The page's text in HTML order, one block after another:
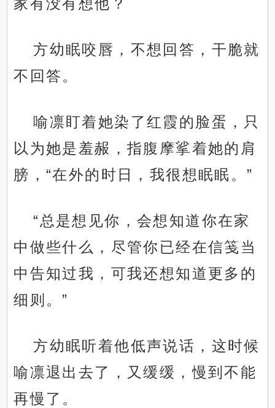
家有没有想他？
方幼眠咬唇，不想回答，干脆就
不回答。
喻凛盯着她染了红霞的脸蛋，只
以为她是羞赧，指腹摩挲着她的肩
膀，“在外的时日，我很想眠眠。”
“总是想见你，会想知道你在家
中做些什么，尽管你已经在信笺当
中告知过我，可我还想知道更多的
细则。”
方幼眠听着他低声说话，这时候
喻凛退出去了，又缓缓，慢到不能
再慢了。